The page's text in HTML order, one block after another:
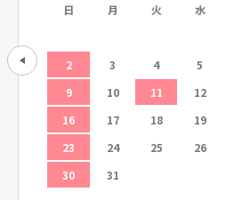
12
日 月 火 水
2
3 4 5
9
10 11 12
16
17 18 19
23
24 25 26
30
31